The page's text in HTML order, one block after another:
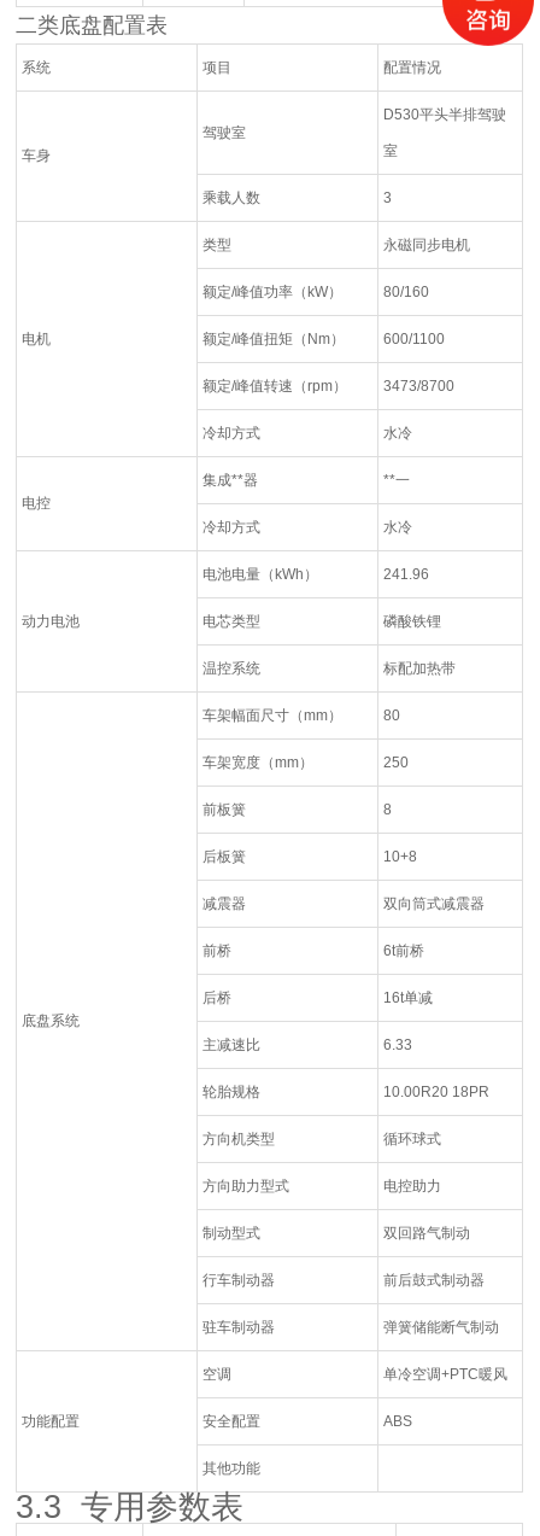
二类底盘配置表
系统 项目 配置情况
车身
驾驶室
D530平头半排驾驶
室
乘载人数 3
电机
类型 永磁同步电机
额定/峰值功率（kW） 80/160
额定/峰值扭矩（Nm） 600/1100
额定/峰值转速（rpm） 3473/8700
冷却方式 水冷
电控
集成**器 **一
冷却方式 水冷
动力电池
电池电量（kWh） 241.96
电芯类型 磷酸铁锂
温控系统 标配加热带
底盘系统
车架幅面尺寸（mm） 80
车架宽度（mm） 250
前板簧 8
后板簧 10+8
减震器 双向筒式减震器
前桥 6t前桥
后桥 16t单减
主减速比 6.33
轮胎规格 10.00R20 18PR
方向机类型 循环球式
方向助力型式 电控助力
制动型式 双回路气制动
行车制动器 前后鼓式制动器
驻车制动器 弹簧储能断气制动
功能配置
空调 单冷空调+PTC暖风
安全配置 ABS
其他功能
3.3 专用参数表